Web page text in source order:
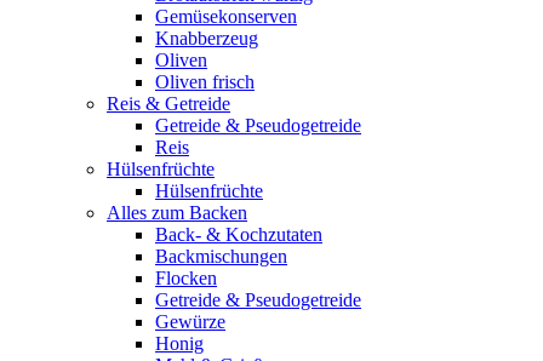
Gemüsekonserven
Knabberzeug
Oliven
Oliven frisch
Reis & Getreide
Getreide & Pseudogetreide
Reis
Hülsenfrüchte
Hülsenfrüchte
Alles zum Backen
Back- & Kochzutaten
Backmischungen
Flocken
Getreide & Pseudogetreide
Gewürze
Honig